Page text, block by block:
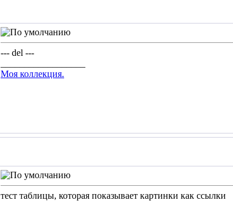
--- del ---
Моя коллекция.
тест таблицы, которая показывает картинки как ссылки